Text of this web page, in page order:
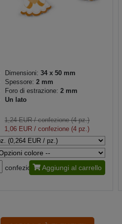
Dimensioni: 34 x 50 mm
Spessore: 2 mm
Foro di estrazione: 2 mm
Un lato
1,24 EUR/ confezione (4 pz.)
1,06 EUR / confezione (4 pz.)
confezione Aggiungi al carrello